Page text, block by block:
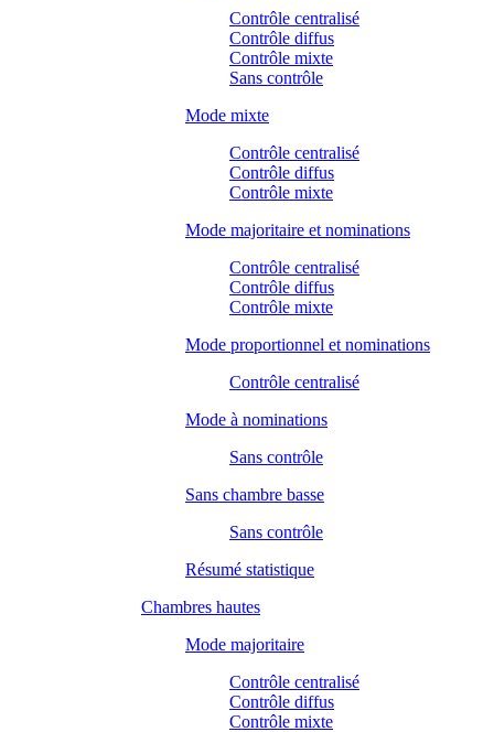
Contrôle centralisé
Contrôle diffus
Contrôle mixte
Sans contrôle
Mode mixte
Contrôle centralisé
Contrôle diffus
Contrôle mixte
Mode majoritaire et nominations
Contrôle centralisé
Contrôle diffus
Contrôle mixte
Mode proportionnel et nominations
Contrôle centralisé
Mode à nominations
Sans contrôle
Sans chambre basse
Sans contrôle
Résumé statistique
Chambres hautes
Mode majoritaire
Contrôle centralisé
Contrôle diffus
Contrôle mixte